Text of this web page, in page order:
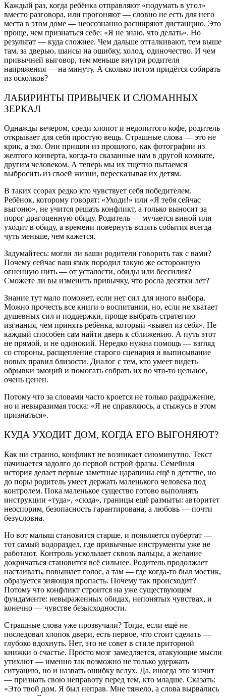
Каждый раз, когда ребёнка отправляют «подумать в угол»
вместо разговора, или прогоняют — словно не есть для него
места в этом доме — неосознанно расширяют дистанцию. Это
проще, чем признаться себе: «Я не знаю, что делать». Но
результат — куда сложнее. Чем дальше отталкивают, тем выше
там, за дверью, шансы на ошибку, холод, одиночество. И чем
привычней выговор, тем меньше внутри родителя
напряжения — на минуту. А сколько потом придётся собирать
из осколков?
ЛАБИРИНТЫ ПРИВЫЧЕК И СЛОМАННЫХ
ЗЕРКАЛ
Однажды вечером, среди хлопот и недопитого кофе, родитель
открывает для себя простую вещь. Страшные слова — это не
крик, а эхо. Они пришли из прошлого, как фотографии из
желтого конверта, когда-то сказанные нам в другой комнате,
другим человеком. А теперь мы их тщетно пытаемся
выбросить из своей жизни, пересказывая их детям.
В таких ссорах редко кто чувствует себя победителем.
Ребёнок, которому говорят: «Уходи!» или «Я тебя сейчас
выгоню», не учится решать конфликт, а только выносит за
порог драгоценную обиду. Родитель — мучается виной или
уходит в обиду, а времени повернуть вспять события всегда
чуть меньше, чем кажется.
Задумайтесь: могли ли ваши родители говорить так с вами?
Почему сейчас ваш язык породил такую же осторожную
огненную нить — от усталости, обиды или бессилия?
Сможете ли вы изменить привычку, что росла десятки лет?
Знание тут мало поможет, если нет сил для иного выбора.
Можно прочесть все книги о воспитании, но, если не хватает
душевных сил и поддержки, проще выбрать стратегию
изгнания, чем принять ребёнка, который «вывел из себя». Не
каждый способен сам найти дверь к сближению. А путь этот
не прямой, и не одинокий. Нередко нужна помощь — взгляд
со стороны, расщепление старого сценария и выписывание
новых правил близости. Диалог с тем, кто умеет видеть
обрывки эмоций и помогать собрать их во что-то цельное,
очень ценен.
Потому что за словами часто кроется не только раздражение,
но и невыразимая тоска: «Я не справляюсь, а стыжусь в этом
признаться».
КУДА УХОДИТ ДОМ, КОГДА ЕГО ВЫГОНЯЮТ?
Как ни странно, конфликт не возникает сиюминутно. Текст
начинается задолго до первой острой фразы. Семейная
история делает первые заметные царапины ещё в детстве, но
до поры родитель умеет держать маленького человека под
контролем. Пока маленькое существо готово выполнять
инструкции «туда», «сюда», границы ещё размыты: авторитет
неоспорим, безопасность гарантирована, а любовь — почти
безусловна.
Но вот малыш становится старше, и появляется пубертат —
тот самый водораздел, где привычные инструменты уже не
работают. Контроль ускользает сквозь пальцы, а желание
докричаться становится всё сильнее. Родитель продолжает
настаивать, повышает голос, а там — где когда-то был мостик,
образуется зияющая пропасть. Почему так происходит?
Потому что конфликт строится на уже существующем
фундаменте: невыраженных обидах, непонятых чувствах, и
конечно — чувстве безысходности.
Страшные слова уже прозвучали? Тогда, если ещё не
последовал хлопок двери, есть первое, что стоит сделать —
глубоко вдохнуть. Нет, это не совет в стиле приторной
книжки о счастье. Просто мозг замедляется, атакующие мысли
утихают — именно так возможно не только удержать
ситуацию, но и назвать ошибку вслух. Да, иногда это значит
— признать свою неправоту перед тем, кто младше. Сказать:
«Это твой дом. Я был неправ. Мне тяжело, а слова вырвались